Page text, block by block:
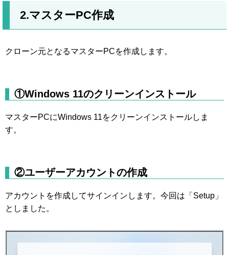
2.マスターPC作成
クローン元となるマスターPCを作成します。
①Windows 11のクリーンインストール
マスターPCにWindows 11をクリーンインストールしま
す。
②ユーザーアカウントの作成
アカウントを作成してサインインします。今回は「Setup」
としました。